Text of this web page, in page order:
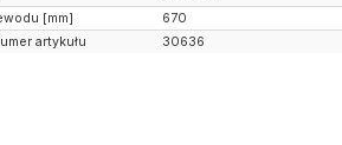
[mm]
670
artykułu
30636